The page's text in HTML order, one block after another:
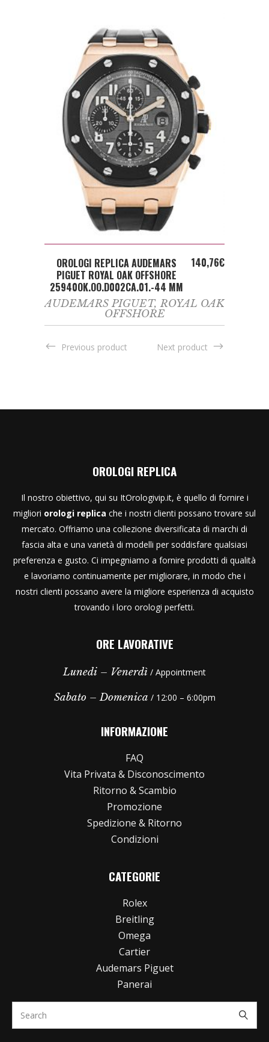
ADD TO CART
OROLOGI REPLICA AUDEMARS
PIGUET ROYAL OAK OFFSHORE
25940OK.OO.D002CA.01.-44 MM
140,76€
AUDEMARS PIGUET, ROYAL OAK
OFFSHORE
Previous product Next product
OROLOGI REPLICA
Il nostro obiettivo, qui su ItOrologivip.it, è quello di fornire i
migliori orologi replica che i nostri clienti possano trovare sul
mercato. Offriamo una collezione diversificata di marchi di
fascia alta e una varietà di modelli per soddisfare qualsiasi
preferenza e gusto. Ci impegniamo a fornire prodotti di qualità
e lavoriamo continuamente per migliorare, in modo che i
nostri clienti possano avere la migliore esperienza di acquisto
trovando i loro orologi perfetti.
ORE LAVORATIVE
Lunedi – Venerdì / Appointment
Sabato – Domenica / 12:00 – 6:00pm
INFORMAZIONE
FAQ
Vita Privata & Disconoscimento
Ritorno & Scambio
Promozione
Spedizione & Ritorno
Condizioni
CATEGORIE
Rolex
Breitling
Omega
Cartier
Audemars Piguet
Panerai